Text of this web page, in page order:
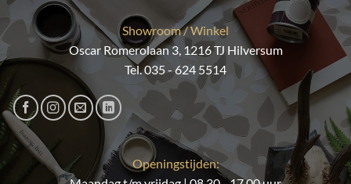
Showroom / Winkel
Oscar Romerolaan 3, 1216 TJ Hilversum
Tel. 035 - 624 5514
Openingstijden: